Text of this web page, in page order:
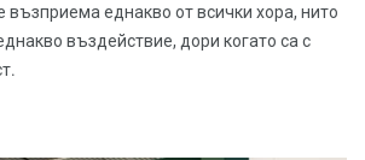
възприема еднакво от всички хора, нито
въздействие, дори когато са с